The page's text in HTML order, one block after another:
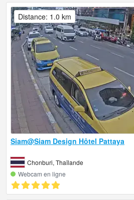
Siam@Siam Design Hôtel Pattaya
Chonburi, Thaïlande
Webcam en ligne
Distance: 1.0 km